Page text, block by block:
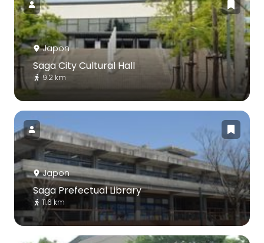
Japon
Saga City Cultural Hall
9.2 km
Japon
Saga Prefectual Library
11.6 km